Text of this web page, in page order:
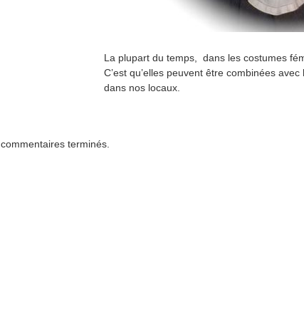
La plupart du temps, dans les costumes
C’est qu’elles peuvent être combinées
dans nos locaux.
commentaires terminés.